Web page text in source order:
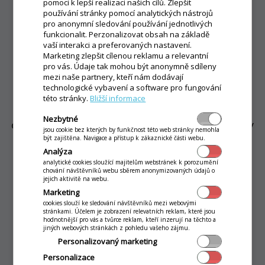
Samoobslužní kiosek v slevě
dokonalý zaměstnanec za zlomek nákladů
. Zákazníkům pomůže vytvořit
objednávku, zaplatit a objednávku automaticky
odešle do kuchyně.Na našem stánku bude
čekat v menší verzi i s pager systémem
pomoci k lepší realizaci našich cílů. Zlepšit
používání stránky pomocí analytických nástrojů
pro anonymní sledování používání jednotlivých
funkcionalit. Perzonalizovat obsah na základě
vaší interakci a preferovaných nastavení.
Marketing zlepšit cílenou reklamu a relevantní
pro vás. Údaje tak mohou být anonymně sdíleny
mezi naše partnery, kteří nám dodávají
technologické vybavení a software pro fungování
této stránky.Bližší informace
Nezbytné
jsou cookie bez kterých by funkčnost této web stránky nemohla
být zajištěna. Navigace a přístup k zákaznické části webu.
Analýza
analytické cookies sloužící majitelům webstránek k porozumění
chování návštěvníků webu sběrem anonymizovaných údajů o
jejich aktivitě na webu.
Marketing
cookies slouží ke sledování návštěvníků mezi webovými
stránkami. Účelem je zobrazení relevatních reklam, které jsou
hodnotnější pro vás a tvůrce reklam, kteří inzerují na těchto a
jiných webových stránkách z pohledu vašeho zájmu.
Personalizovaný marketing
Personalizace